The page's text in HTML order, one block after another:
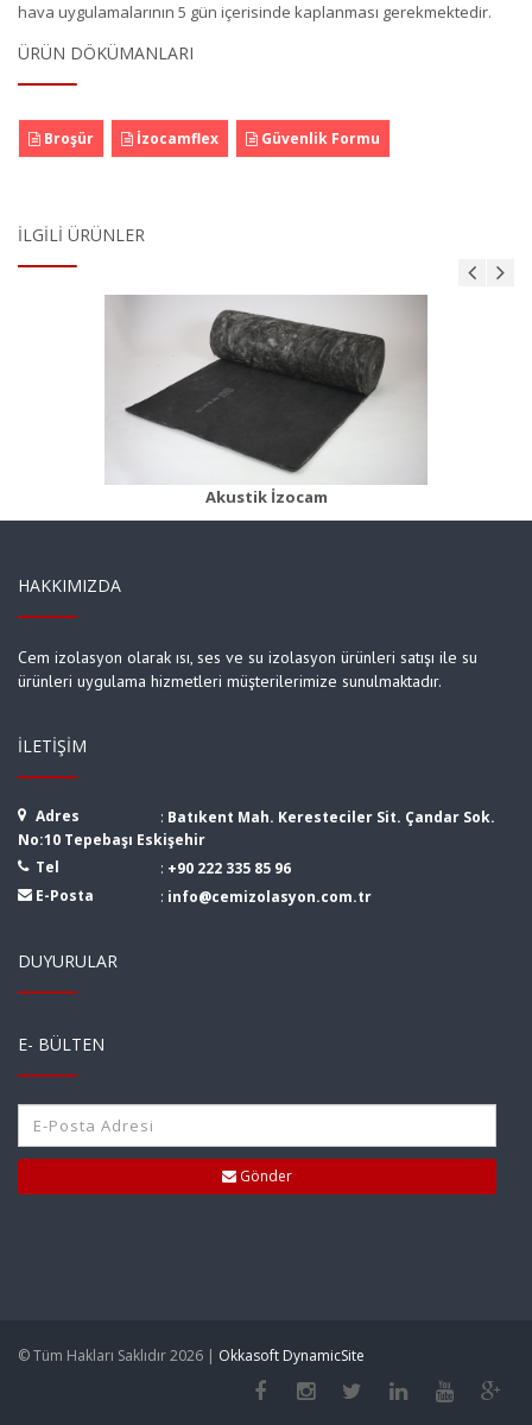
hava uygulamalarının 5 gün içerisinde kaplanması gerekmektedir.
ÜRÜN DÖKÜMANLARI
Broşür İzocamflex Güvenlik Formu
İLGILI ÜRÜNLER
Akustik İzocam
Camyünü Klima Levhası
Ürün Detayı
HAKKIMIZDA
Cem izolasyon olarak ısı, ses ve su izolasyon ürünleri satışı ile su
ürünleri uygulama hizmetleri müşterilerimize sunulmaktadır.
İLETIŞIM
Adres : Batıkent Mah. Keresteciler Sit. Çandar Sok.
No:10 Tepebaşı Eskişehir
Tel
: +90 222 335 85 96
E-Posta
: info@cemizolasyon.com.tr
DUYURULAR
E- BÜLTEN
Gönder
© Tüm Hakları Saklıdır 2026 | Okkasoft DynamicSite